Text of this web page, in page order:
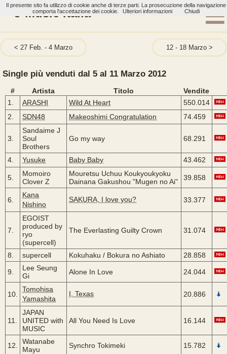
J-Music Italia
27 Feb. - 4 Marzo 12 - 18 Marzo
Single più venduti dal 5 al 11 Marzo 2012
# Artista Titolo
Vendite
1.
ARASHI Wild At Heart
550.014
2.
SDN48 Makeoshimi Congratulation 74.459
3.
Sandaime J
Soul
Brothers
Go my way 68.291
4. Yusuke Baby Baby 43.462
5.
Momoiro
Clover Z
Mouretsu Uchuu Koukyoukyoku
Dainana Gakushou "Mugen no Ai"
39.858
6.
Kana
Nishino
SAKURA, I love you? 33.377
7.
EGOIST
produced by
ryo
(supercell)
The Everlasting Guilty Crown 31.074
8. supercell Kokuhaku / Bokura no Ashiato 28.858
9.
Lee Seung
Gi
Alone In Love 24.044
10.
Tomohisa
Yamashita
I, Texas 20.886
11.
JAPAN
UNITED with
MUSIC
All You Need Is Love 16.144
12.
Watanabe
Mayu
Synchro Tokimeki 15.782
Il presente sito fa utilizzo di cookie anche di terze parti. La prosecuzione della navigazione
comporta l'accettazione dei cookie.
Ulteriori informazioni Chiudi